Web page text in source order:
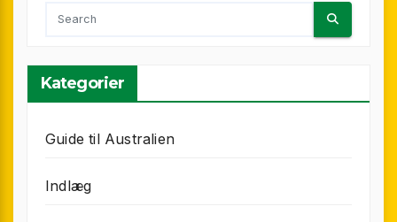
Kategorier
Guide til Australien
Indlæg